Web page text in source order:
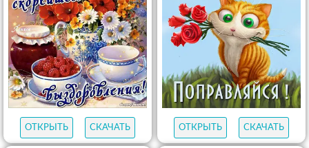
ОТКРЫТЬ СКАЧАТЬ ОТКРЫТЬ СКАЧАТЬ